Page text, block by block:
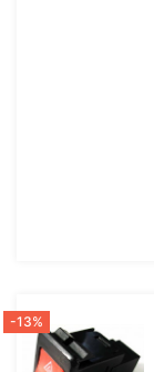
-13%